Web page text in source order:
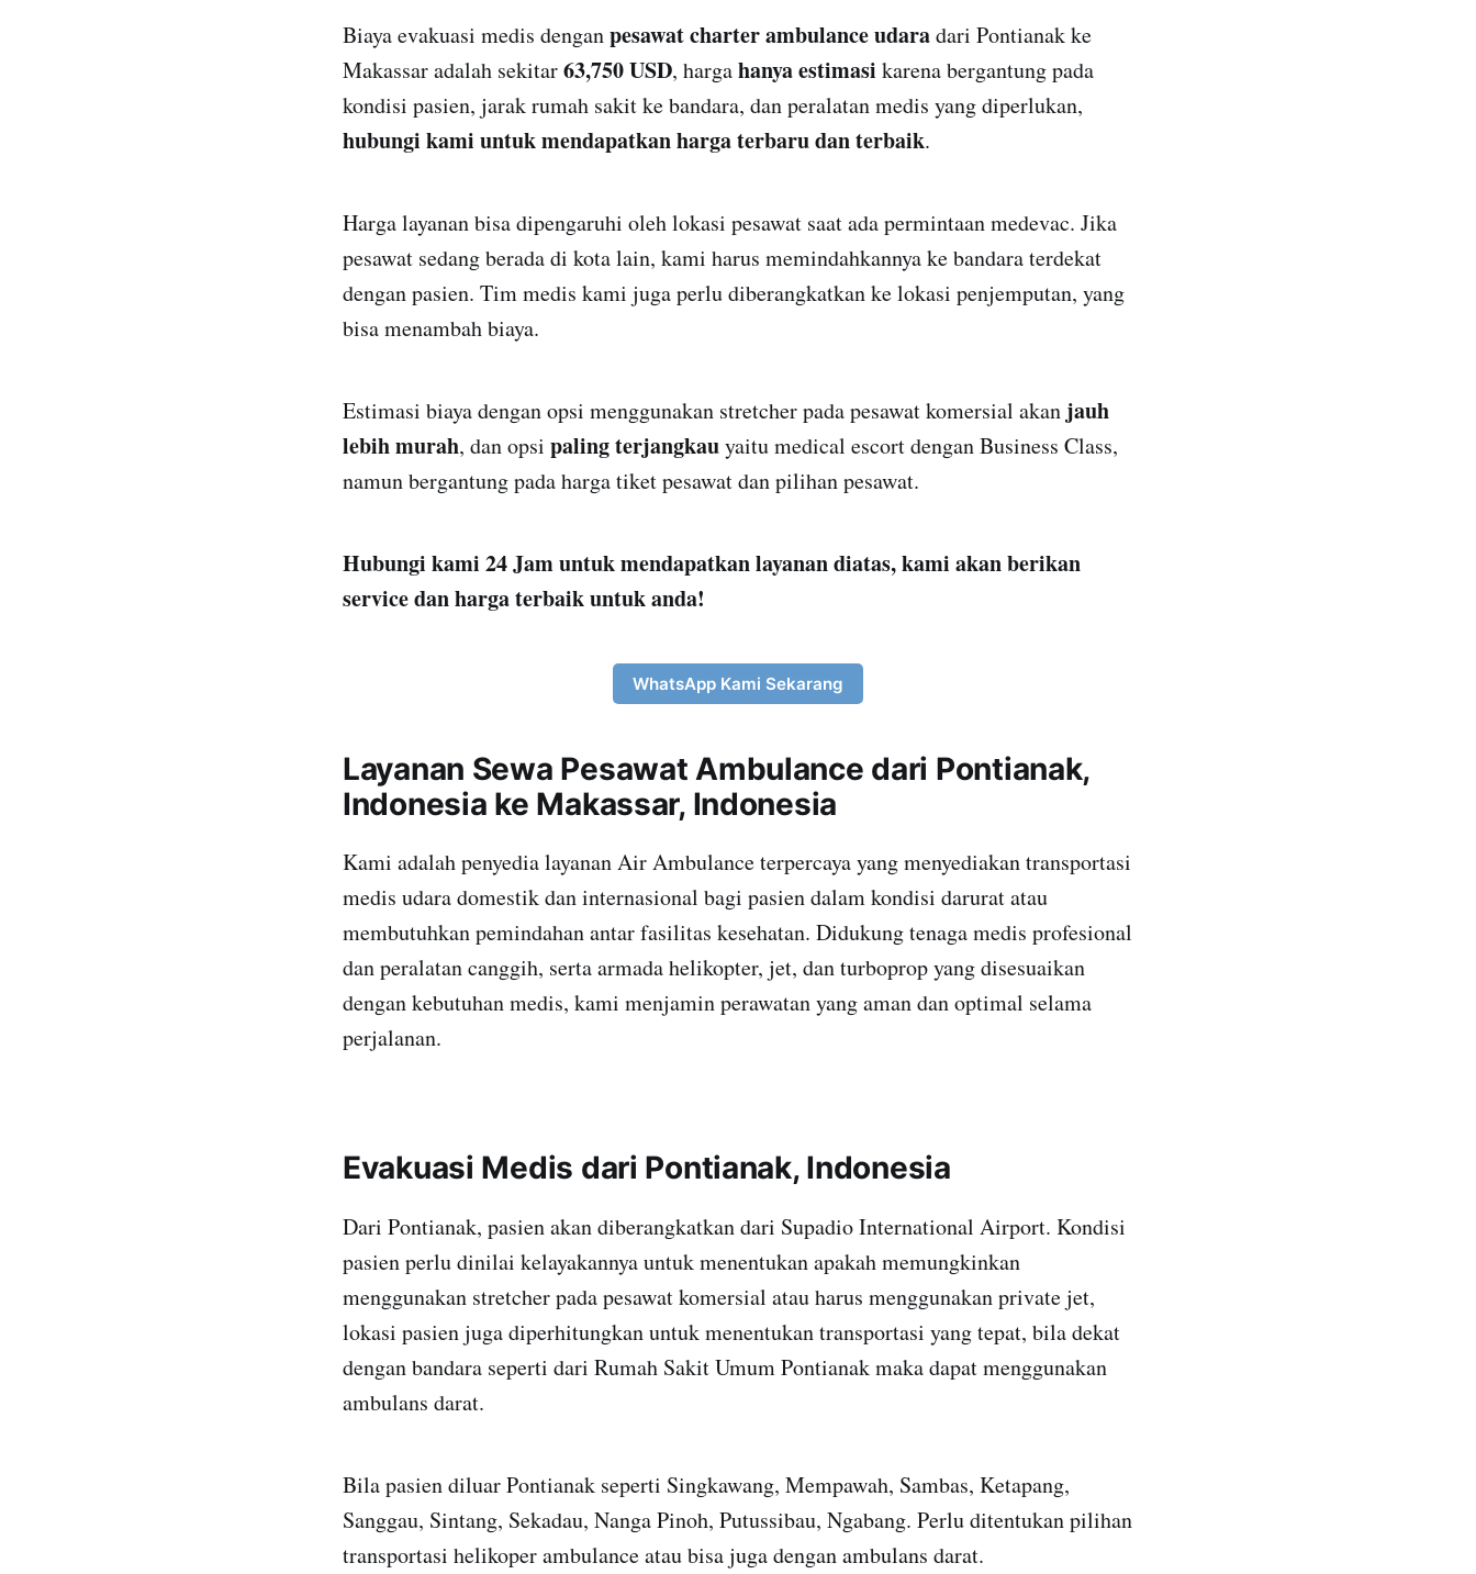
Biaya evakuasi medis denganpesawat charter ambulance udaradari Pontianak ke
Makassar adalah sekitar63,750 USD, hargahanya estimasi karena bergantung pada
kondisi pasien, jarak rumah sakit ke bandara, dan peralatan medis yang diperlukan,
hubungi kami untuk mendapatkan harga terbaru dan terbaik.
Harga layanan bisa dipengaruhi oleh lokasi pesawat saat ada permintaan medevac. Jika
pesawat sedang berada di kota lain, kami harus memindahkannya ke bandara terdekat
dengan pasien. Tim medis kami juga perlu diberangkatkan ke lokasi penjemputan, yang
bisa menambah biaya.
Estimasi biaya dengan opsi menggunakan stretcher pada pesawat komersial akan jauh
lebih murah, dan opsi paling terjangkauyaitu medical escort dengan Business Class,
namun bergantung pada harga tiket pesawat dan pilihan pesawat.
Hubungi kami 24 Jam untuk mendapatkan layanan diatas, kami akan berikan
service dan harga terbaik untuk anda!
WhatsApp Kami Sekarang
Layanan Sewa Pesawat Ambulance dari Pontianak,
Indonesia ke Makassar, Indonesia
Kami adalah penyedia layanan Air Ambulance terpercaya yang menyediakan transportasi
medis udara domestik dan internasional bagi pasien dalam kondisi darurat atau
membutuhkan pemindahan antar fasilitas kesehatan. Didukung tenaga medis profesional
dan peralatan canggih, serta armada helikopter, jet, dan turboprop yang disesuaikan
dengan kebutuhan medis, kami menjamin perawatan yang aman dan optimal selama
perjalanan.
Evakuasi Medis dari Pontianak, Indonesia
Dari Pontianak, pasien akan diberangkatkan dari Supadio International Airport. Kondisi
pasien perlu dinilai kelayakannya untuk menentukan apakah memungkinkan
menggunakan stretcher pada pesawat komersial atau harus menggunakan private jet,
lokasi pasien juga diperhitungkan untuk menentukan transportasi yang tepat, bila dekat
dengan bandara seperti dari Rumah Sakit Umum Pontianak maka dapat menggunakan
ambulans darat.
Bila pasien diluar Pontianak seperti Singkawang, Mempawah, Sambas, Ketapang,
Sanggau, Sintang, Sekadau, Nanga Pinoh, Putussibau, Ngabang. Perlu ditentukan pilihan
transportasi helikoper ambulance atau bisa juga dengan ambulans darat.